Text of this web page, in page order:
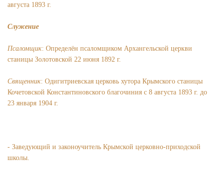
августа 1893 г.
Служение
Псаломщик: Определён псаломщиком Архангельской церкви
станицы Золотовской 22 июня 1892 г.
Священник: Одигитриевская церковь хутора Крымского станицы
Кочетовской Константиновского благочиния с 8 августа 1893 г. до
23 января 1904 г.
- Заведующий и законоучитель Крымской церковно-приходской
школы.